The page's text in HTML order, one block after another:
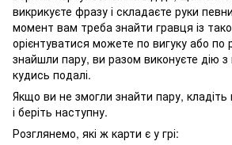
викрикуєте фразу і складаєте руки
момент вам треба знайти гравця із
орієнтуватися можете по вигуку або
знайшли пару, ви разом виконуєте дію з
кудись подалі.
Якщо ви не змогли знайти пару, кладіть
і беріть наступну.
Розглянемо, які ж карти є у грі: